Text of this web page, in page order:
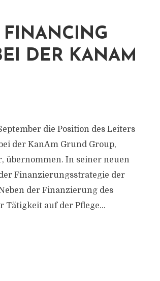
DER KANAM
die Position des Leiters
der KanAm Grund Group,
übernommen. In seiner neuen
Finanzierungsstrategie der
der Finanzierung des
auf der Pflege...